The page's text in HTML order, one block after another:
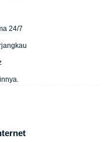
24/7